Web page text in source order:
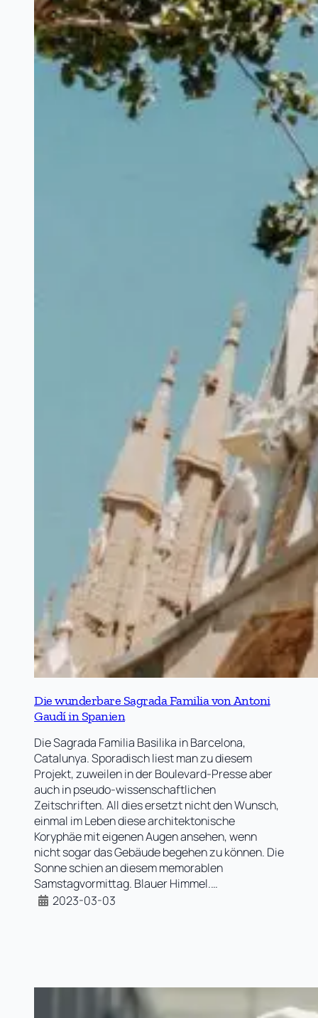
Die wunderbare Sagrada Familia von Antoni
Gaudí in Spanien
Die Sagrada Familia Basilika in Barcelona,
Catalunya. Sporadisch liest man zu diesem
Projekt, zuweilen in der Boulevard-Presse aber
auch in pseudo-wissenschaftlichen
Zeitschriften. All dies ersetzt nicht den Wunsch,
einmal im Leben diese architektonische
Koryphäe mit eigenen Augen ansehen, wenn
nicht sogar das Gebäude begehen zu können. Die
Sonne schien an diesem memorablen
Samstagvormittag. Blauer Himmel.…
2023-03-03